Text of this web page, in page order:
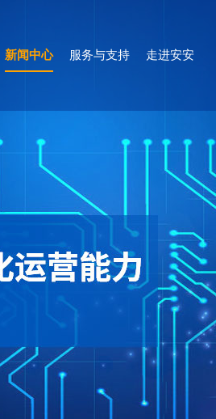
新闻中心 服务与支持 走进安安